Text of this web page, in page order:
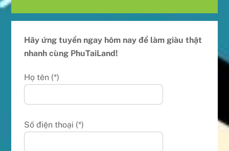
Hãy ứng tuyển ngay hôm nay để làm giàu thật
nhanh cùng PhuTaiLand!
Họ tên (*)
Số điện thoại (*)